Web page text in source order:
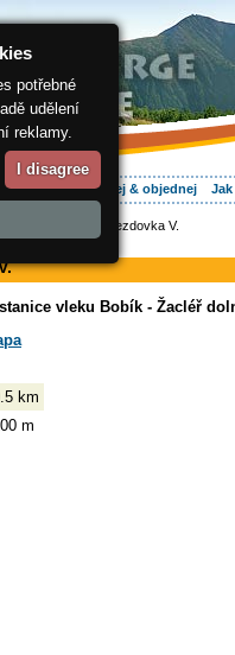
Ubytování Hledej & objednej
> sjezdovka V.
vleku Bobík - Žacléř
km
m
potřebné
udělení
reklamy.
I disagree